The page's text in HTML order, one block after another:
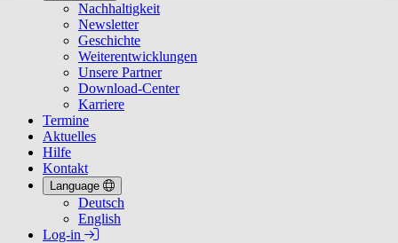
Nachhaltigkeit
Newsletter
Geschichte
Weiterentwicklungen
Unsere Partner
Download-Center
Karriere
Termine
Aktuelles
Hilfe
Kontakt
Language
Deutsch
English
Log-in